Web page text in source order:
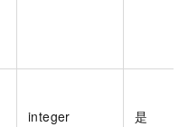
integer 是